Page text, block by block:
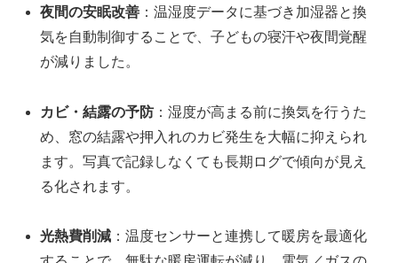
夜間の安眠改善 ：温湿度データに基づき加湿器と換
気を自動制御することで、子どもの寝汗や夜間覚醒
が減りました。
カビ・結露の予防 ：湿度が高まる前に換気を行うた
め、窓の結露や押入れのカビ発生を大幅に抑えられ
ます。写真で記録しなくても長期ログで傾向が見え
る化されます。
光熱費削減 ：温度センサーと連携して暖房を最適化